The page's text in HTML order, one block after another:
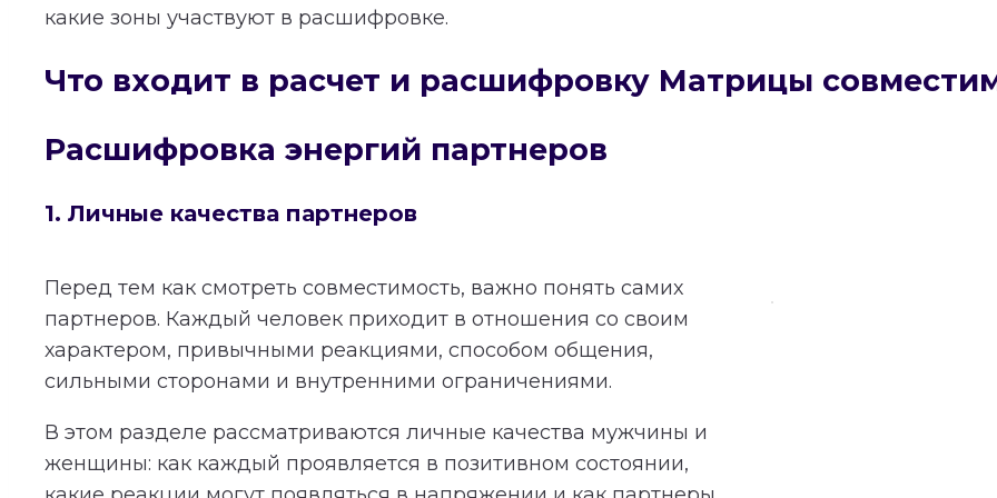
какие зоны участвуют в расшифровке.
Что входит в расчет и расшифровку Матрицы
Расшифровка энергий партнеров
1. Личные качества партнеров
Перед тем как смотреть совместимость, важно понять самих
партнеров. Каждый человек приходит в отношения со своим
характером, привычными реакциями, способом общения,
сильными сторонами и внутренними ограничениями.
В этом разделе рассматриваются личные качества мужчины и
женщины: как каждый проявляется в позитивном состоянии,